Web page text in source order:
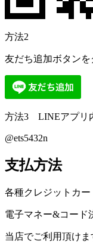
方法2
友だち追加ボタンを
方法3 LINEアプリ
@ets5432n
支払方法
各種クレジットカー
電子マネー&コード
当店でご利用頂けま